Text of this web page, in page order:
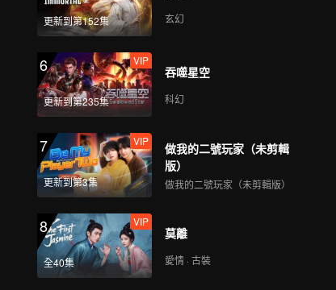
更新到第152集 玄幻
6
更新到第235集
VIP
吞噬星空
科幻
7
更新到第3集
VIP
做我的二號玩家（未剪輯
版）
做我的二號玩家（未剪輯版）
8
全40集
VIP
莫離
愛情 · 古裝